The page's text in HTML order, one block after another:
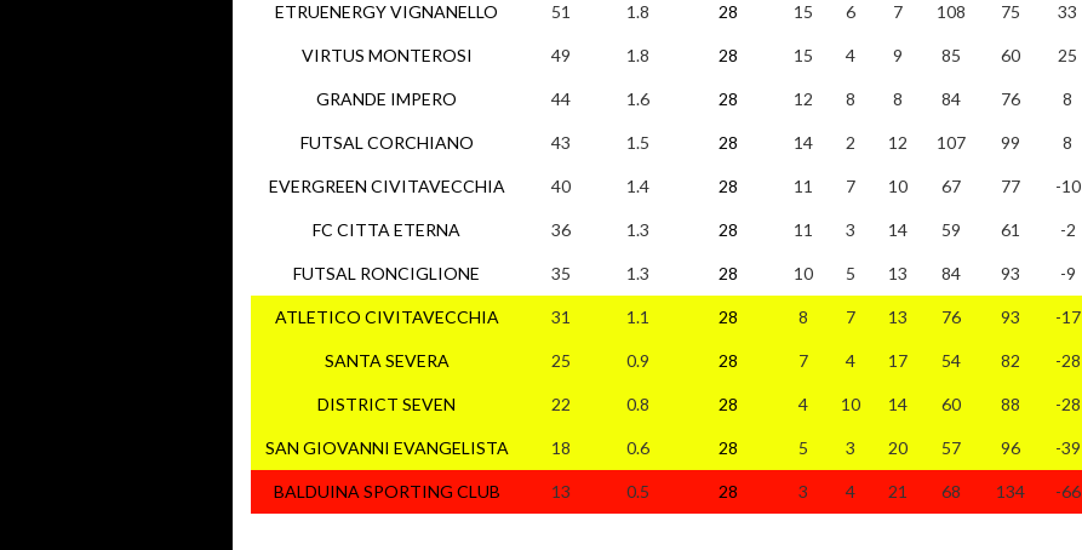
ETRUENERGY VIGNANELLO
VIRTUS MONTEROSI
GRANDE IMPERO
FUTSAL CORCHIANO
EVERGREEN CIVITAVECCHIA
FC CITTA ETERNA
FUTSAL RONCIGLIONE
ATLETICO CIVITAVECCHIA
SANTA SEVERA
DISTRICT SEVEN
SAN GIOVANNI EVANGELISTA
BALDUINA SPORTING CLUB
51 1.8 28 15 6 7 108 75 33
49 1.8 28 15 4 9 85 60 25
44 1.6 28 12 8 8 84 76 8
43 1.5 28 14 2 12 107 99 8
40 1.4 28 11 7 10 67 77 -10
36 1.3 28 11 3 14 59 61 -2
35 1.3 28 10 5 13 84 93 -9
31 1.1 28 8 7 13 76 93 -17
25 0.9 28 7 4 17 54 82 -28
22 0.8 28 4 10 14 60 88 -28
18 0.6 28 5 3 20 57 96 -39
13 0.5 28 3 4 21 68 134 -66